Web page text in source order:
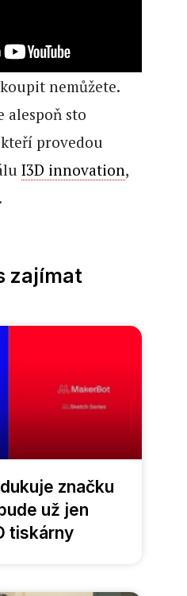
nemůžete.
alespoň sto
provedou
I3D innovation,
zajímat
značku
už jen
tiskárny